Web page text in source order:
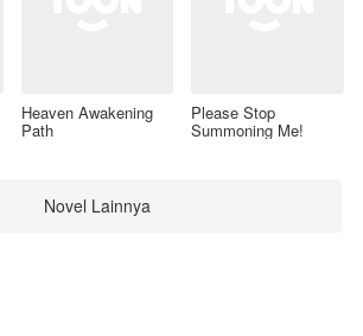
Heaven Awakening
Path
Please Stop
Summoning Me!
Novel Lainnya